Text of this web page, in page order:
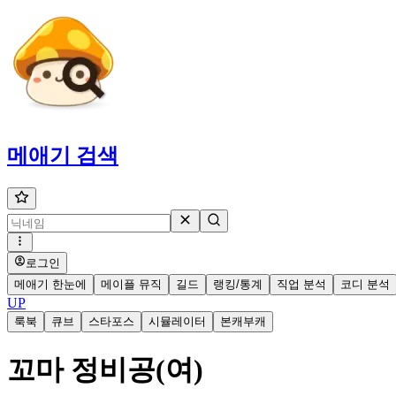
메애기 검색
로그인
메애기 한눈에
메이플 뮤직 길드 랭킹/통계 직업 분석 코디 분석
UP
룩북 큐브 스타포스 시뮬레이터 본캐부캐
꼬마 정비공(여)